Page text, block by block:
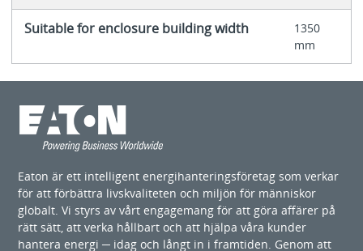
Suitable for enclosure building width
1350
mm
Eaton är ett intelligent energihanteringsföretag som verkar
för att förbättra livskvaliteten och miljön för människor
globalt. Vi styrs av vårt engagemang för att göra affärer på
rätt sätt, att verka hållbart och att hjälpa våra kunder
hantera energi ─ idag och långt in i framtiden. Genom att